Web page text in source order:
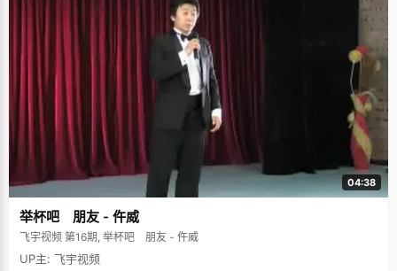
04:38
举杯吧 朋友 - 仵威
飞宇视频 第16期, 举杯吧 朋友 - 仵威
UP主: 飞宇视频